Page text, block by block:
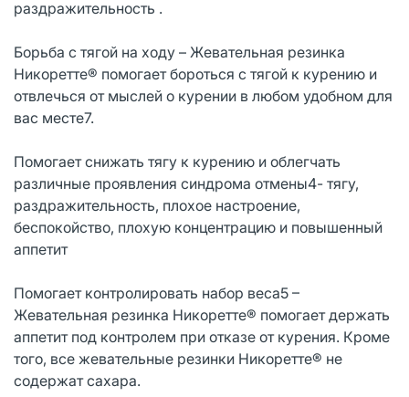
раздражительность .
Борьба с тягой на ходу – Жевательная резинка
Никоретте® помогает бороться с тягой к курению и
отвлечься от мыслей о курении в любом удобном для
вас месте7.
Помогает снижать тягу к курению и облегчать
различные проявления синдрома отмены4- тягу,
раздражительность, плохое настроение,
беспокойство, плохую концентрацию и повышенный
аппетит
Помогает контролировать набор веса5 –
Жевательная резинка Никоретте® помогает держать
аппетит под контролем при отказе от курения. Кроме
того, все жевательные резинки Никоретте® не
содержат сахара.